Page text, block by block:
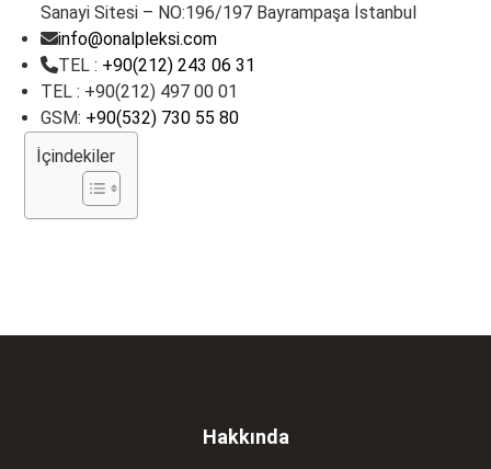
Sanayi Sitesi – NO:196/197 Bayrampaşa İstanbul
info@onalpleksi.com
TEL : +90(212) 243 06 31
TEL : +90(212) 497 00 01
GSM: +90(532) 730 55 80
İçindekiler
Hakkında